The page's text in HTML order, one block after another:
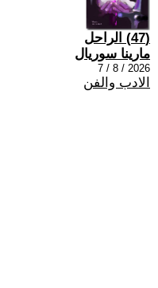
(47) الراحل
مارينا سوريال
2026 / 8 / 7
الادب والفن